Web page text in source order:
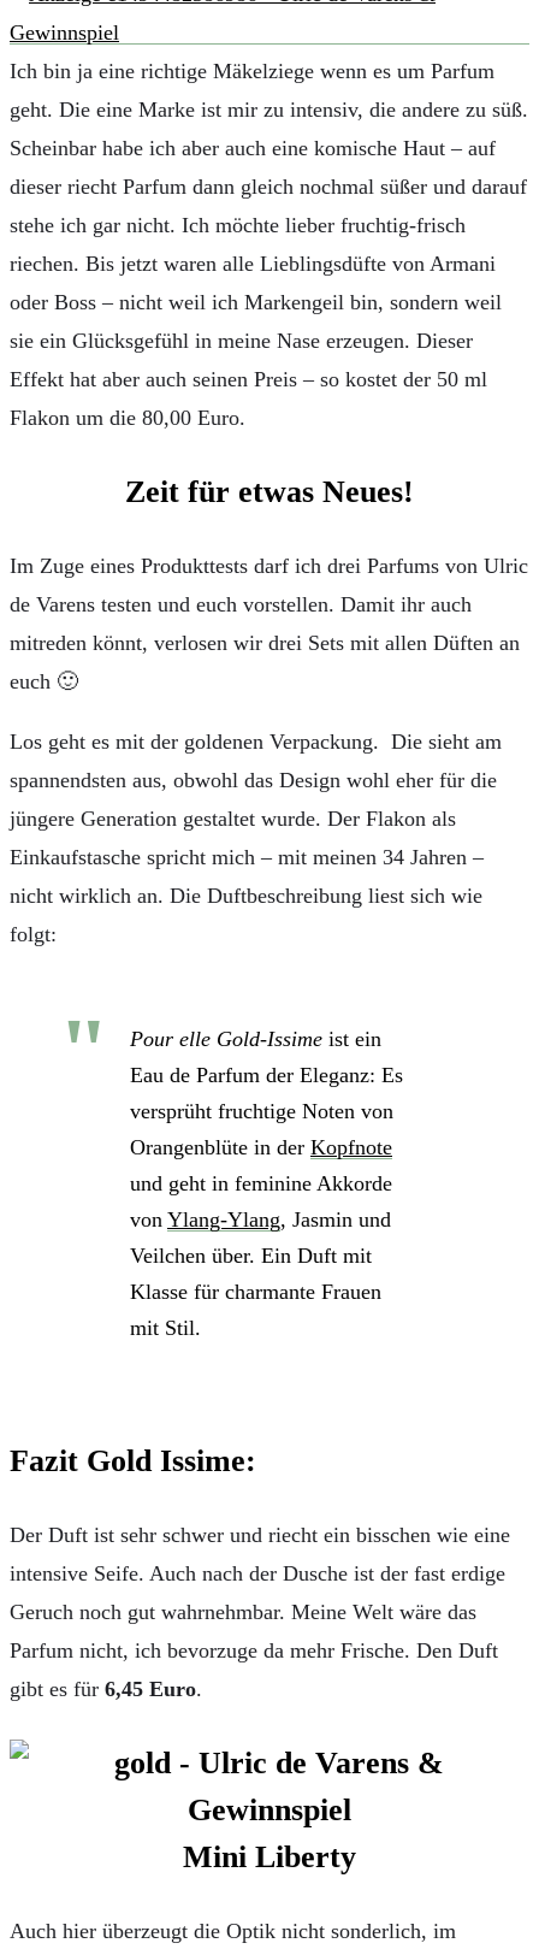
Ich bin ja eine richtige Mäkelziege wenn es um Parfum
geht. Die eine Marke ist mir zu intensiv, die andere zu süß.
Scheinbar habe ich aber auch eine komische Haut – auf
dieser riecht Parfum dann gleich nochmal süßer und darauf
stehe ich gar nicht. Ich möchte lieber fruchtig-frisch
riechen. Bis jetzt waren alle Lieblingsdüfte von Armani
oder Boss – nicht weil ich Markengeil bin, sondern weil
sie ein Glücksgefühl in meine Nase erzeugen. Dieser
Effekt hat aber auch seinen Preis – so kostet der 50 ml
Flakon um die 80,00 Euro.
Zeit für etwas Neues!
Im Zuge eines Produkttests darf ich drei Parfums von Ulric
de Varens testen und euch vorstellen. Damit ihr auch
mitreden könnt, verlosen wir drei Sets mit allen Düften an
euch 🙂
Los geht es mit der goldenen Verpackung. Die sieht am
spannendsten aus, obwohl das Design wohl eher für die
jüngere Generation gestaltet wurde. Der Flakon als
Einkaufstasche spricht mich – mit meinen 34 Jahren –
nicht wirklich an. Die Duftbeschreibung liest sich wie
folgt:
Pour elle Gold-Issime ist ein
Eau de Parfum der Eleganz: Es
versprüht fruchtige Noten von
Orangenblüte in der Kopfnote
und geht in feminine Akkorde
von Ylang-Ylang, Jasmin und
Veilchen über. Ein Duft mit
Klasse für charmante Frauen
mit Stil.
Fazit Gold Issime:
Der Duft ist sehr schwer und riecht ein bisschen wie eine
intensive Seife. Auch nach der Dusche ist der fast erdige
Geruch noch gut wahrnehmbar. Meine Welt wäre das
Parfum nicht, ich bevorzuge da mehr Frische. Den Duft
gibt es für 6,45 Euro.
Mini Liberty
Auch hier überzeugt die Optik nicht sonderlich, im